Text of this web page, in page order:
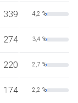
339 4,2 %
274 3,4 %
220 2,7 %
174 2,2 %